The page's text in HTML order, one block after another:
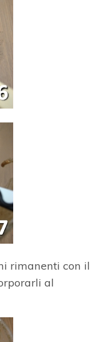
rimanenti con il
al